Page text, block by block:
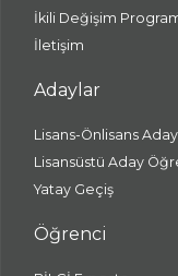
İkili Değişim
İletişim
Adaylar
Lisans-Önlisans
Lisansüstü Aday
Yatay Geçiş
Öğrenci